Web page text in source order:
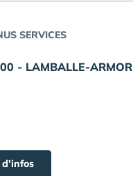
SERVICES
- LAMBALLE-ARMOR
d'infos